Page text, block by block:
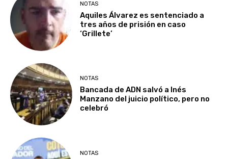
NOTAS
Aquiles Álvarez es sentenciado a
tres años de prisión en caso
‘Grillete’
NOTAS
Bancada de ADN salvó a Inés
Manzano del juicio político, pero no
celebró
NOTAS